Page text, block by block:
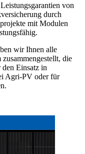
von
durch
mit Modulen
wir Ihnen alle
die
den Einsatz in
Agri-PV oder für